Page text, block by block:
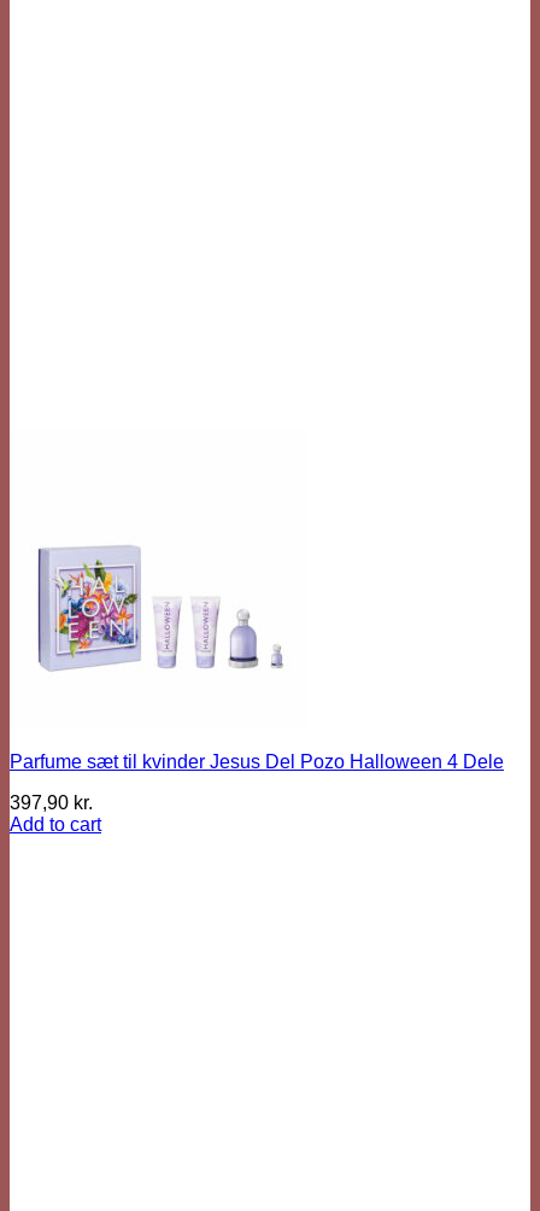
Parfume sæt til kvinder Jesus Del Pozo Halloween 4 Dele
397,90 kr.
Add to cart